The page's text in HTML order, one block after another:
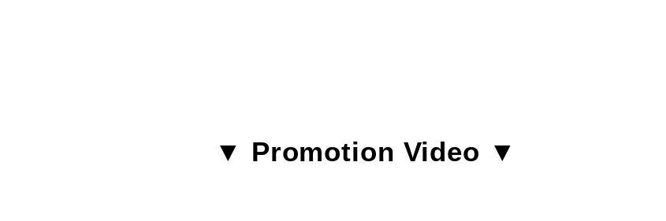
▼ Promotion Video ▼